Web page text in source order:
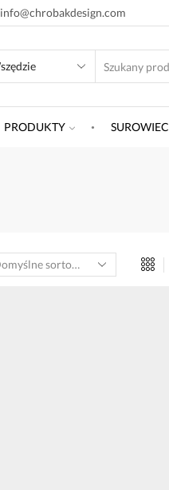
info@chrobakdesign.com
PRODUKTY SUROWIEC